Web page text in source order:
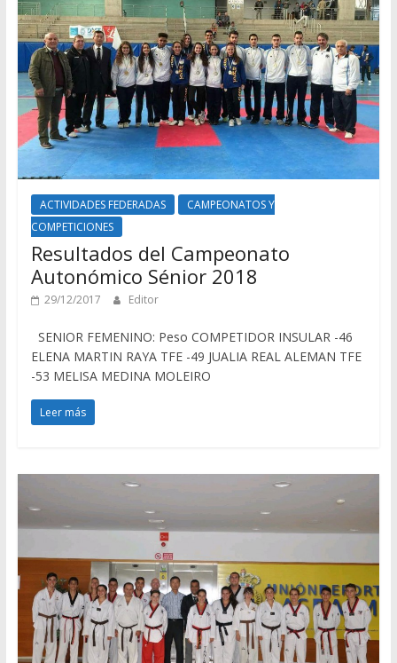
ACTIVIDADES FEDERADAS
CAMPEONATOS Y
COMPETICIONES
Resultados del Campeonato
Autonómico Sénior 2018
29/12/2017 Editor
SENIOR FEMENINO: Peso COMPETIDOR INSULAR -46
ELENA MARTIN RAYA TFE -49 JUALIA REAL ALEMAN TFE
-53 MELISA MEDINA MOLEIRO
Leer más